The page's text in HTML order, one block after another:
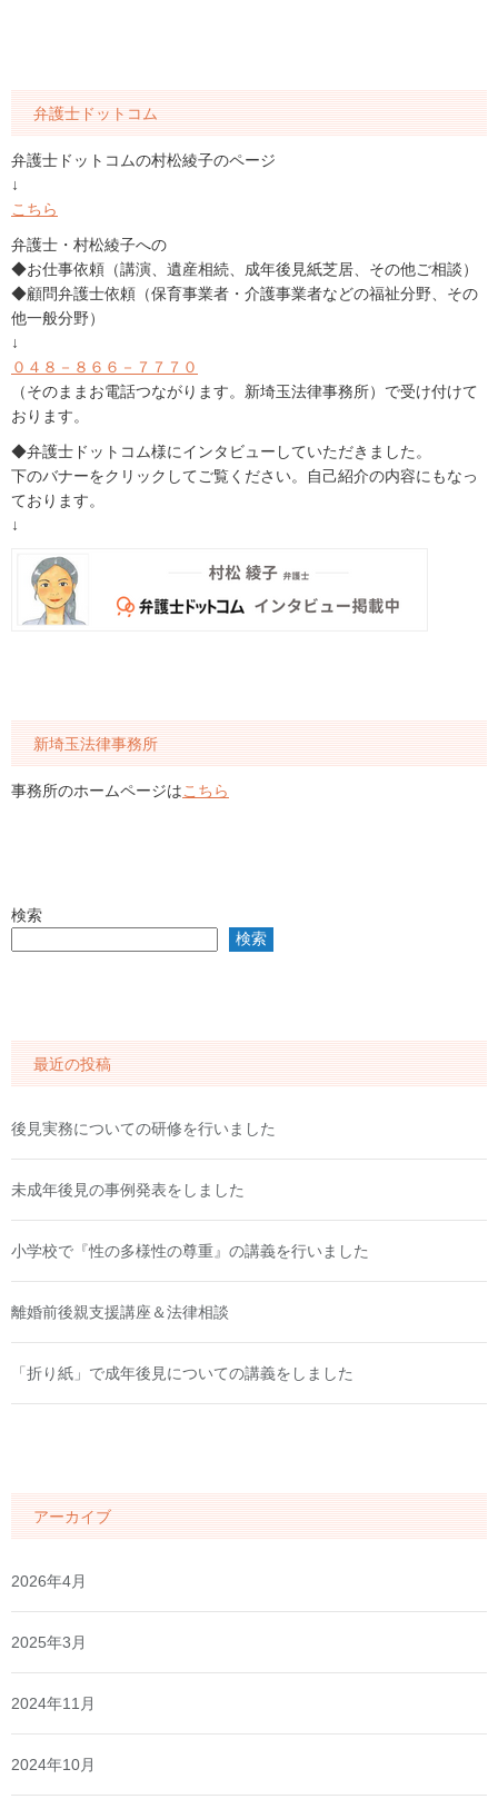
弁護士ドットコム
弁護士ドットコムの村松綾子のページ
↓
こちら
弁護士・村松綾子への
◆お仕事依頼（講演、遺産相続、成年後見紙芝居、その他ご相談）
◆顧問弁護士依頼（保育事業者・介護事業者などの福祉分野、その
他一般分野）
↓
０４８－８６６－７７７０
（そのままお電話つながります。新埼玉法律事務所）で受け付けて
おります。
◆弁護士ドットコム様にインタビューしていただきました。
下のバナーをクリックしてご覧ください。自己紹介の内容にもなっ
ております。
↓
新埼玉法律事務所
事務所のホームページはこちら
検索
検索
最近の投稿
後見実務についての研修を行いました
未成年後見の事例発表をしました
小学校で『性の多様性の尊重』の講義を行いました
離婚前後親支援講座＆法律相談
「折り紙」で成年後見についての講義をしました
アーカイブ
2026年4月
2025年3月
2024年11月
2024年10月